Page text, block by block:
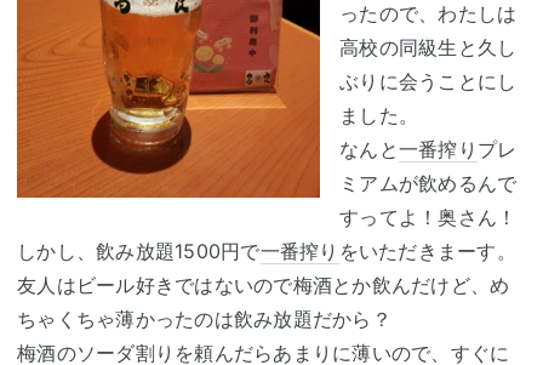
ったので、わたしは
高校の同級生と久し
ぶりに会うことにし
ました。
なんと一番搾り プレ
ミアムが飲めるんで
すってよ！奥さん！
しかし、飲み放題1500円で一番搾り をいただきまーす。
友人はビール好きではないので梅酒とか飲んだけど、め
ちゃくちゃ薄かったのは飲み放題だから？
梅酒のソーダ割りを頼んだらあまりに薄いので、すぐに